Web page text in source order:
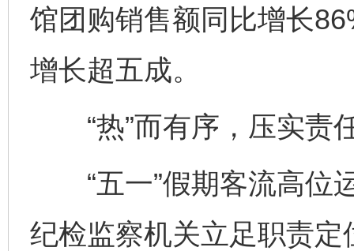
馆团购销售额同比增长
增长超五成。
“热”而有序，压实责
“五一”假期客流高位
纪检监察机关立足职责